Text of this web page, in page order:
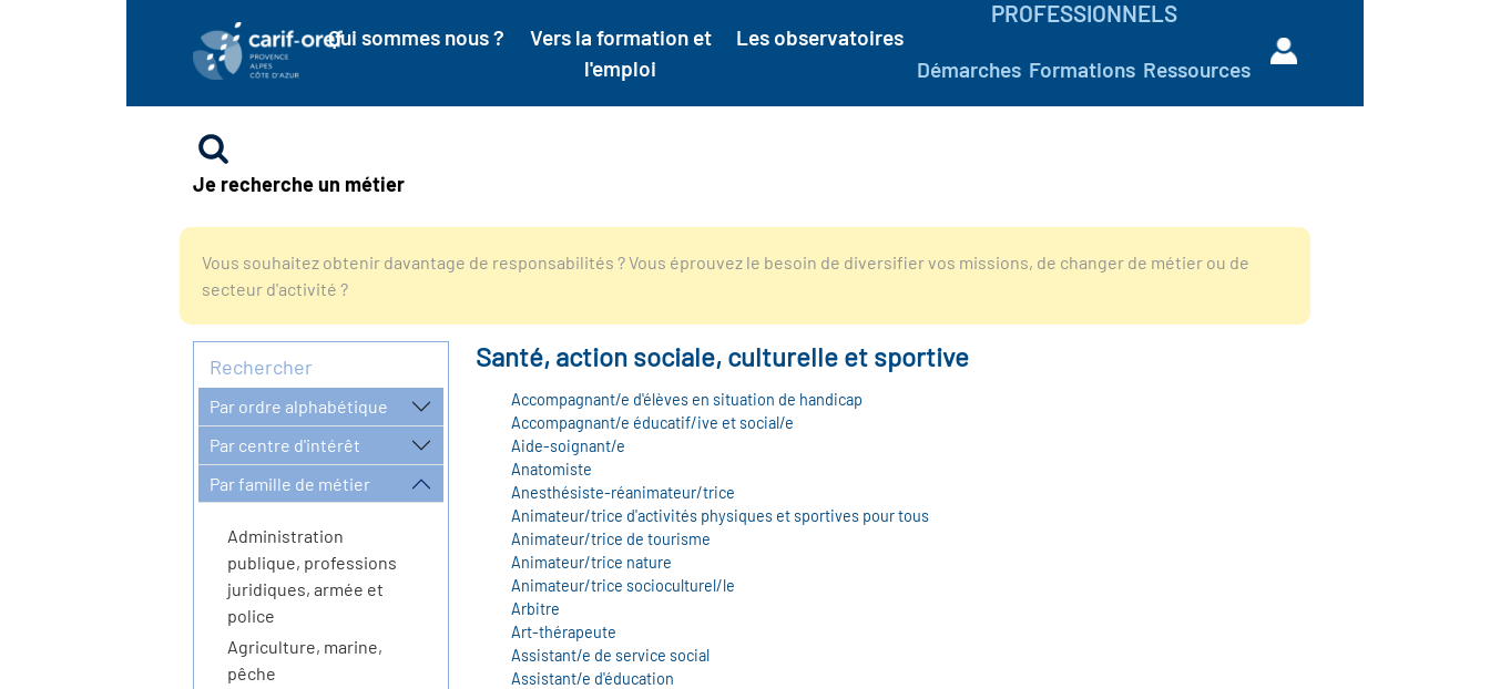
Qui sommes nous ?
Vers la formation et
l'emploi
Les observatoires
PROFESSIONNELS
Démarches Formations Ressources
Je recherche un métier
Vous souhaitez obtenir davantage de responsabilités ? Vous éprouvez le besoin de diversifier vos missions, de changer de métier ou de
secteur d'activité ?
Rechercher
Par ordre alphabétique
Par centre d'intérêt
Par famille de métier
Administration
publique, professions
juridiques, armée et
police
Agriculture, marine,
pêche
Santé, action sociale, culturelle et sportive
Accompagnant/e d'élèves en situation de handicap
Accompagnant/e éducatif/ive et social/e
Aide-soignant/e
Anatomiste
Anesthésiste-réanimateur/trice
Animateur/trice d'activités physiques et sportives pour tous
Animateur/trice de tourisme
Animateur/trice nature
Animateur/trice socioculturel/le
Arbitre
Art-thérapeute
Assistant/e de service social
Assistant/e d'éducation